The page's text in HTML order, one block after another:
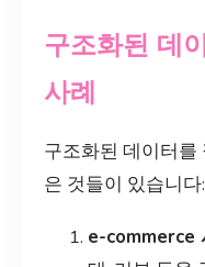
구조화된 데
사례
구조화된 데이터를
은 것들이 있습니다:
e-commerce